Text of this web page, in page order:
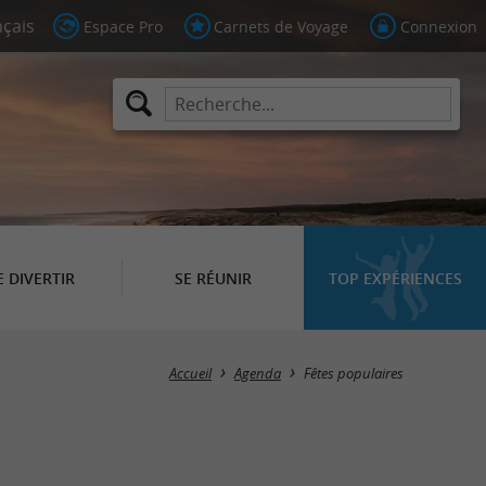
Espace Pro Carnets de Voyage Connexion
DIVERTIR SE RÉUNIR TOP EXPÉRIENCES
Masquer la carte
Accueil Agenda Fêtes populaires